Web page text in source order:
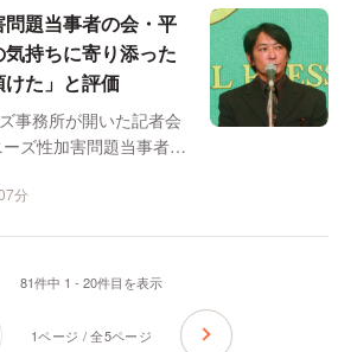
題当事者の会・平
持ちに寄り添った
た」と評価
事務所が開いた記者会
ズ性加害問題当事者の
分
81件中 1 - 20件目を表示
1ページ / 全5ページ